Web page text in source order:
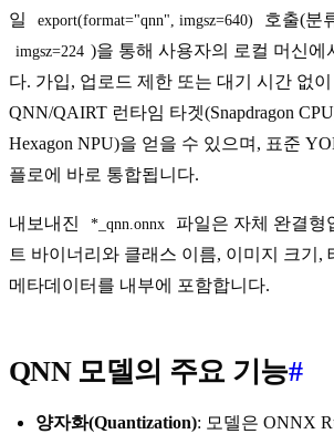
일
export(format="qnn", imgsz=640) 호출(분
imgsz=224 )을 통해 사용자의 로컬 머신에
다. 가입, 업로드 제한 또는 대기 시간 없
QNN/QAIRT 런타임 타겟(Snapdragon
Hexagon NPU)을 얻을 수 있으며, 표준
플로에 바로 통합됩니다.
내보내진 *_qnn.onnx
파일은 자체 완결형
트 바이너리와 클래스 이름, 이미지 크기,
메타데이터를 내부에 포함합니다.
QNN 모델의 주요 기능#
양자화(Quantization): 모델은 ONNX